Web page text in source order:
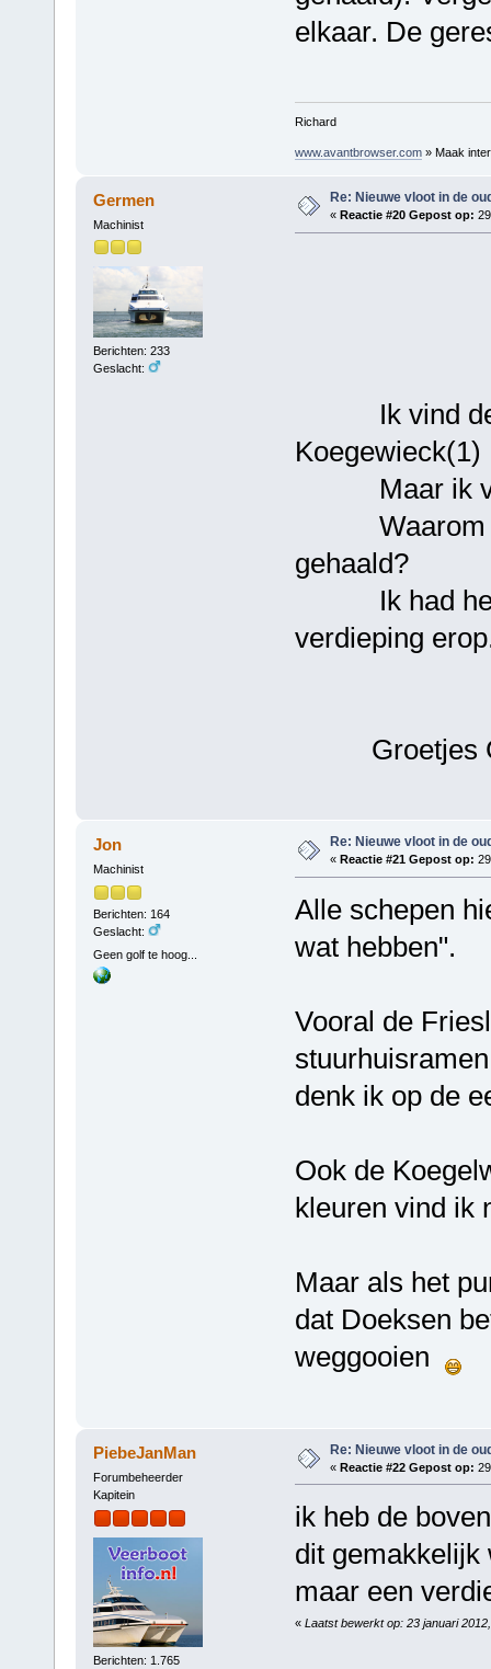
elkaar. De
Richard
www.avantbrowser.com» Maak
Germen
Machinist
Berichten: 233
Geslacht:
Re: Nieuwe vloot in de
« Reactie #20 Gepost op:
Ik vind de
Maar ik vind
Waarom
gehaald?
Ik had hem
verdieping
Groetjes
Jon
Machinist
Berichten: 164
Geslacht:
Geen golf te hoog...
Re: Nieuwe vloot in de
« Reactie #21 Gepost op:
Alle schepen
wat hebben".
Vooral de
denk ik op de
Ook de
kleuren vind ik
Maar als het
dat Doeksen
weggooien
PiebeJanMan
Forumbeheerder
Kapitein
Berichten: 1.765
Re: Nieuwe vloot in de
« Reactie #22 Gepost op:
ik heb de
dit gemakkelijk
maar een
« Laatst bewerkt op: 23 januari